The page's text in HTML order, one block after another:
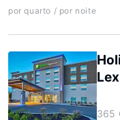
por quarto / por noite
365